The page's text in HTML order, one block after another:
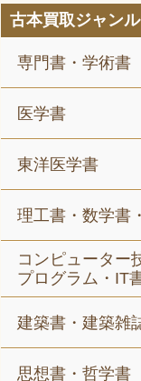
古本買取ジャンル
専門書・学術書
医学書
東洋医学書
理工書・数学書
コンピューター
プログラム・IT
建築書・建築雑
思想書・哲学書